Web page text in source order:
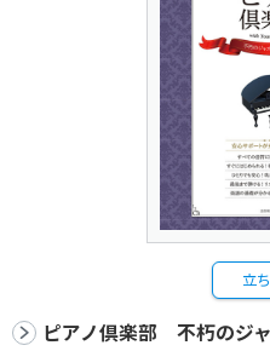
立
ピアノ倶楽部 不朽のジ